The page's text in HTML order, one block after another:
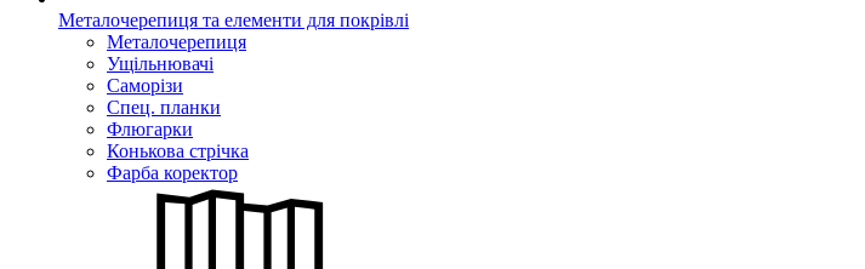
Металочерепиця та елементи для покрівлі
Металочерепиця
Ущільнювачі
Саморізи
Спец. планки
Флюгарки
Конькова стрічка
Фарба коректор